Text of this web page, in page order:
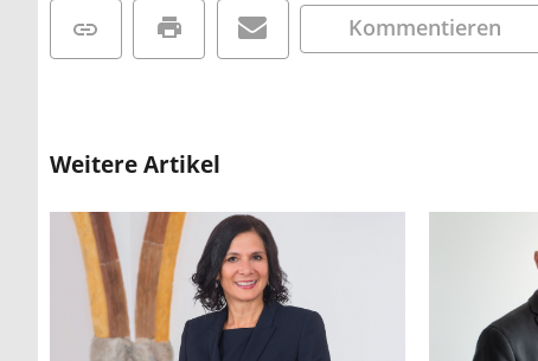
Kommentieren
Weitere Artikel